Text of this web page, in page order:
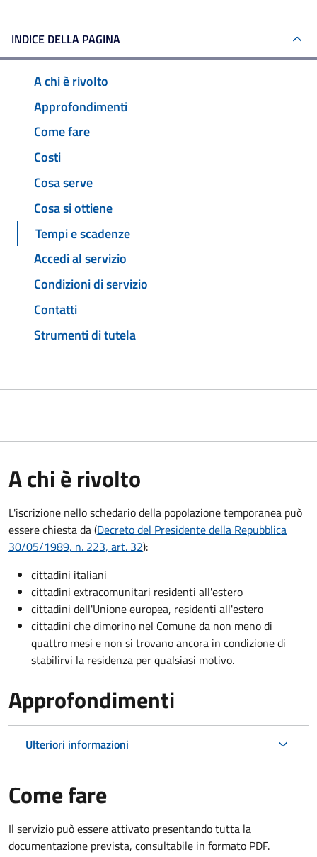
INDICE DELLA PAGINA
A chi è rivolto
Approfondimenti
Come fare
Costi
Cosa serve
Cosa si ottiene
Tempi e scadenze
Accedi al servizio
Condizioni di servizio
Contatti
Strumenti di tutela
A chi è rivolto
L'iscrizione nello schedario della popolazione temporanea può
essere chiesta da (Decreto del Presidente della Repubblica
30/05/1989, n. 223, art. 32):
cittadini italiani
cittadini extracomunitari residenti all'estero
cittadini dell'Unione europea, residenti all'estero
cittadini che dimorino nel Comune da non meno di
quattro mesi e non si trovano ancora in condizione di
stabilirvi la residenza per qualsiasi motivo.
Approfondimenti
Ulteriori informazioni
Come fare
Il servizio può essere attivato presentando tutta la
documentazione prevista, consultabile in formato PDF.